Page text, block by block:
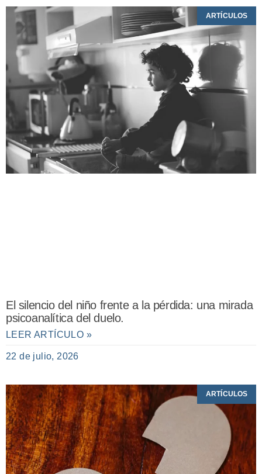
ARTÍCULOS
El silencio del niño frente a la pérdida: una mirada
psicoanalítica del duelo.
LEER ARTÍCULO »
22 de julio, 2026
ARTÍCULOS